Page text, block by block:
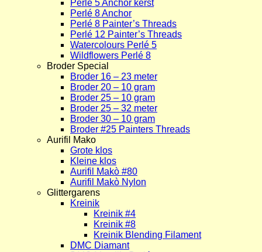
Perlé 5 Anchor kerst
Perlé 8 Anchor
Perlé 8 Painter’s Threads
Perlé 12 Painter’s Threads
Watercolours Perlé 5
Wildflowers Perlé 8
Broder Special
Broder 16 – 23 meter
Broder 20 – 10 gram
Broder 25 – 10 gram
Broder 25 – 32 meter
Broder 30 – 10 gram
Broder #25 Painters Threads
Aurifil Mako
Grote klos
Kleine klos
Aurifil Makò #80
Aurifil Makò Nylon
Glittergarens
Kreinik
Kreinik #4
Kreinik #8
Kreinik Blending Filament
DMC Diamant